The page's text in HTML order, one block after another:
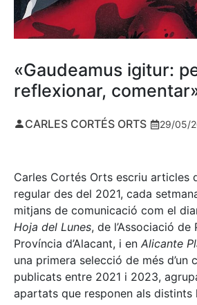
«Gaudeamus igitur:
reflexionar,
CARLES CORTÉS ORTS 29/05/
Carles Cortés Orts escriu articles
regular des del 2021, cada
mitjans de comunicació com el
Hoja del Lunes, de l’Associació
Província d’Alacant, i en Alicante
una primera selecció de més d’un
publicats entre 2021 i 2023,
apartats que responen als distints